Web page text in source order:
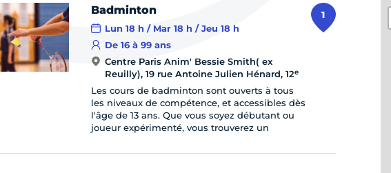
une sortie
un service
une démarche
une information
1
Badminton
Lun 18 h / Mar 18 h / Jeu 18 h
De 16 à 99 ans
Centre Paris Anim' Bessie Smith( ex
Reuilly), 19 rue Antoine Julien Hénard, 12e
Les cours de badminton sont ouverts à tous
les niveaux de compétence, et accessibles dès
l'âge de 13 ans. Que vous soyez débutant ou
joueur expérimenté, vous trouverez un